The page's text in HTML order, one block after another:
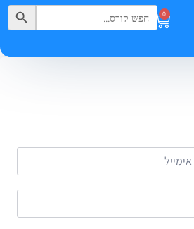
0
Search
for:
Search Button